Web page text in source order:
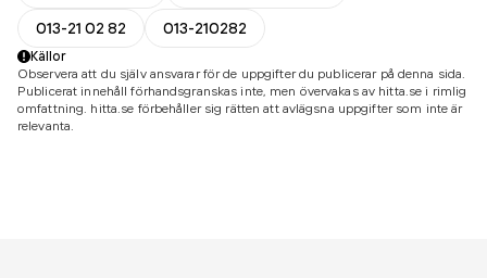
013-21 02 82
013-210282
Källor
Observera att du själv ansvarar för de uppgifter du publicerar på denna sida.
Publicerat innehåll förhandsgranskas inte, men övervakas av hitta.se i rimlig
omfattning. hitta.se förbehåller sig rätten att avlägsna uppgifter som inte är
relevanta.